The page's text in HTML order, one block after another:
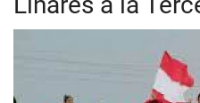
Deporte